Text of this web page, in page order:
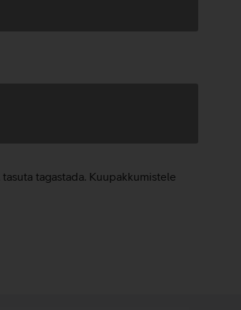
tasuta tagastada. Kuupakkumistele